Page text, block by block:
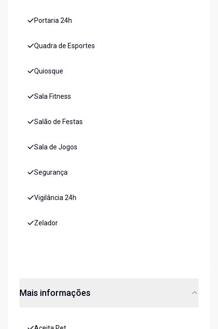
Portaria 24h
Quadra de Esportes
Quiosque
Sala Fitness
Salão de Festas
Sala de Jogos
Segurança
Vigilância 24h
Zelador
Mais informações